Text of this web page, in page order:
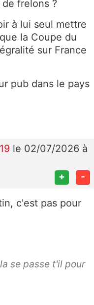
frelons ?
à lui seul mettre
la Coupe du
sur France
pub dans le pays
le 02/07/2026 à
+ -
c'est pas pour
se passe t'il pour